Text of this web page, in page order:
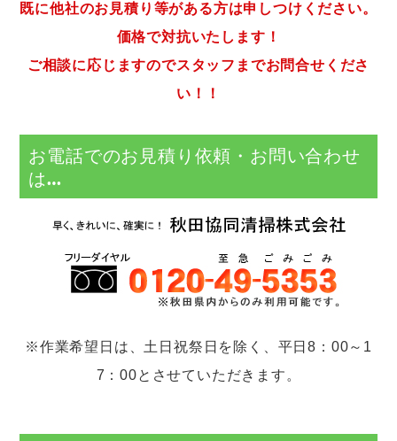
既に他社のお見積り等がある方は申しつけください。
価格で対抗いたします！
ご相談に応じますのでスタッフまでお問合せくださ
い！！
お電話でのお見積り依頼・お問い合わせ
は…
※作業希望日は、土日祝祭日を除く、平日8：00～1
7：00とさせていただきます。